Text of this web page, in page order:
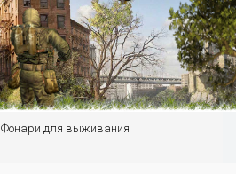
Фонари для выживания